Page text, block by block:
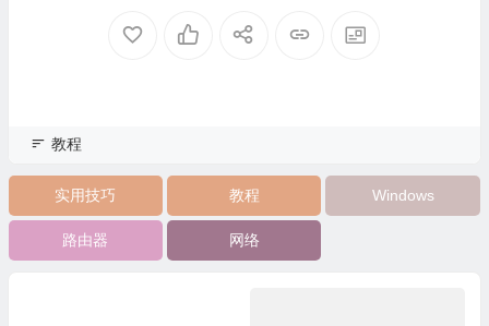
教程
实用技巧 教程 Windows
路由器 网络